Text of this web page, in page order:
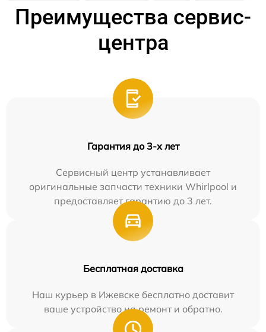
Преимущества сервис-
центра
Гарантия до 3-х лет
Сервисный центр устанавливает
оригинальные запчасти техники Whirlpool и
предоставляет гарантию до 3 лет.
Бесплатная доставка
Наш курьер в Ижевске бесплатно доставит
ваше устройство на ремонт и обратно.